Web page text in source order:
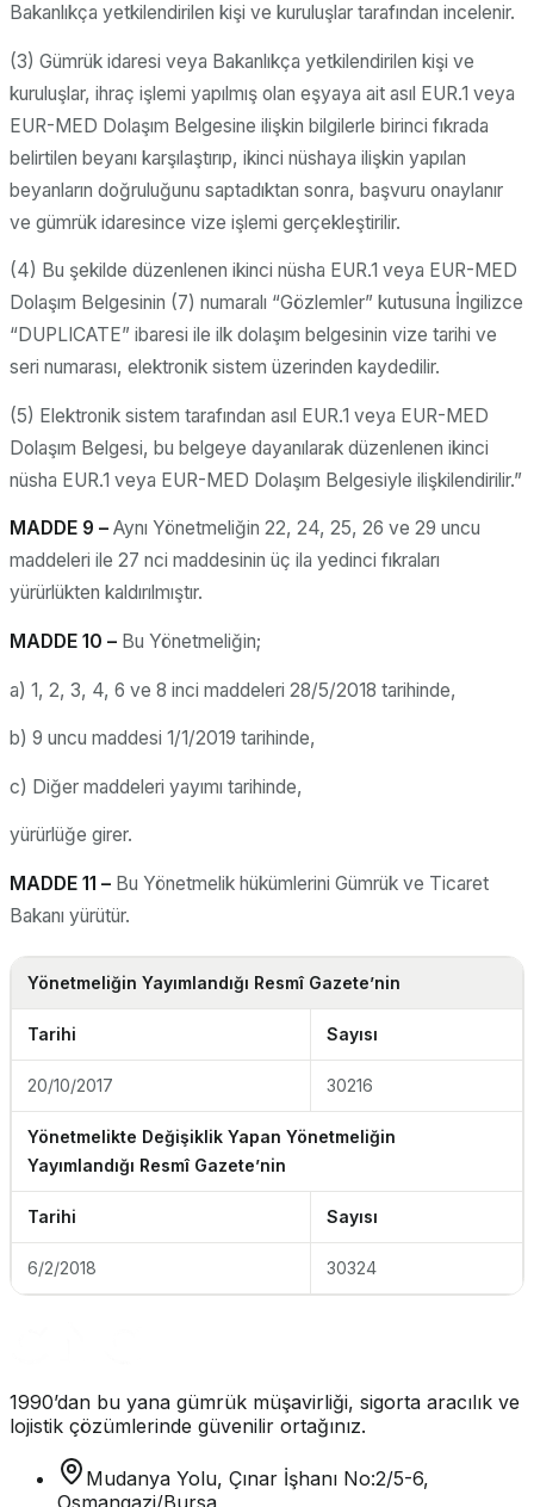
Bakanlıkça yetkilendirilen kişi ve kuruluşlar tarafından incelenir.
(3) Gümrük idaresi veya Bakanlıkça yetkilendirilen kişi ve
kuruluşlar, ihraç işlemi yapılmış olan eşyaya ait asıl EUR.1 veya
EUR-MED Dolaşım Belgesine ilişkin bilgilerle birinci fıkrada
belirtilen beyanı karşılaştırıp, ikinci nüshaya ilişkin yapılan
beyanların doğruluğunu saptadıktan sonra, başvuru onaylanır
ve gümrük idaresince vize işlemi gerçekleştirilir.
(4) Bu şekilde düzenlenen ikinci nüsha EUR.1 veya EUR-MED
Dolaşım Belgesinin (7) numaralı “Gözlemler” kutusuna İngilizce
“DUPLICATE” ibaresi ile ilk dolaşım belgesinin vize tarihi ve
seri numarası, elektronik sistem üzerinden kaydedilir.
(5) Elektronik sistem tarafından asıl EUR.1 veya EUR-MED
Dolaşım Belgesi, bu belgeye dayanılarak düzenlenen ikinci
nüsha EUR.1 veya EUR-MED Dolaşım Belgesiyle ilişkilendirilir.”
MADDE 9 – Aynı Yönetmeliğin 22, 24, 25, 26 ve 29 uncu
maddeleri ile 27 nci maddesinin üç ila yedinci fıkraları
yürürlükten kaldırılmıştır.
MADDE 10 – Bu Yönetmeliğin;
a) 1, 2, 3, 4, 6 ve 8 inci maddeleri 28/5/2018 tarihinde,
b) 9 uncu maddesi 1/1/2019 tarihinde,
c) Diğer maddeleri yayımı tarihinde,
yürürlüğe girer.
MADDE 11 – Bu Yönetmelik hükümlerini Gümrük ve Ticaret
Bakanı yürütür.
Yönetmeliğin Yayımlandığı Resmî Gazete’nin
Tarihi Sayısı
20/10/2017 30216
Yönetmelikte Değişiklik Yapan Yönetmeliğin
Yayımlandığı Resmî Gazete’nin
Tarihi Sayısı
6/2/2018 30324
1990’dan bu yana gümrük müşavirliği, sigorta aracılık ve
lojistik çözümlerinde güvenilir ortağınız.
Mudanya Yolu, Çınar İşhanı No:2/5-6,
Osmangazi/Bursa